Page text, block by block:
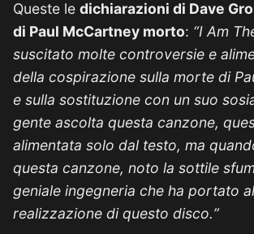
Queste le dichiarazioni di Dave
di Paul McCartney morto: “I Am
suscitato molte controversie e
della cospirazione sulla morte di
e sulla sostituzione con un suo
gente ascolta questa canzone,
alimentata solo dal testo, ma
questa canzone, noto la sottile
geniale ingegneria che ha portato
realizzazione di questo disco.”